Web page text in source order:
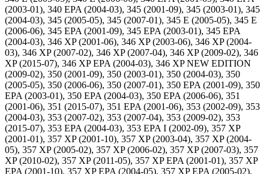
(2003-01), 340 EPA (2004-03), 345 (2001-09), 345 (2003-01), 345
(2004-03), 345 (2005-05), 345 (2007-01), 345 E (2005-05), 345 E
(2006-06), 345 EPA (2001-09), 345 EPA (2003-01), 345 EPA
(2004-03), 346 XP (2001-06), 346 XP (2003-06), 346 XP (2004-
03), 346 XP (2007-02), 346 XP (2007-04), 346 XP (2009-02), 346
XP (2015-07), 346 XP EPA (2004-03), 346 XP NEW EDITION
(2009-02), 350 (2001-09), 350 (2003-01), 350 (2004-03), 350
(2005-05), 350 (2006-06), 350 (2007-01), 350 EPA (2001-09), 350
EPA (2003-01), 350 EPA (2004-03), 350 EPA (2006-06), 351
(2001-06), 351 (2015-07), 351 EPA (2001-06), 353 (2002-09), 353
(2004-03), 353 (2007-02), 353 (2007-04), 353 (2009-02), 353
(2015-07), 353 EPA (2004-03), 353 EPA I (2002-09), 357 XP
(2001-01), 357 XP (2001-10), 357 XP (2003-04), 357 XP (2004-
05), 357 XP (2005-02), 357 XP (2006-02), 357 XP (2007-03), 357
XP (2010-02), 357 XP (2011-05), 357 XP EPA (2001-01), 357 XP
EPA (2001-10), 357 XP EPA (2004-05), 357 XP EPA (2005-02),